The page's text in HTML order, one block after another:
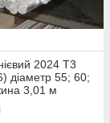
2024 Т3
діаметр 55; 60;
3,01 м